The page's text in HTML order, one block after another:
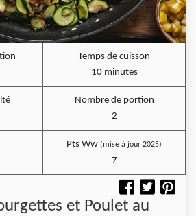
Temps de cuisson
10 minutes
Nombre de portion
2
Pts Ww (mise à jour 2025)
7
et Poulet au